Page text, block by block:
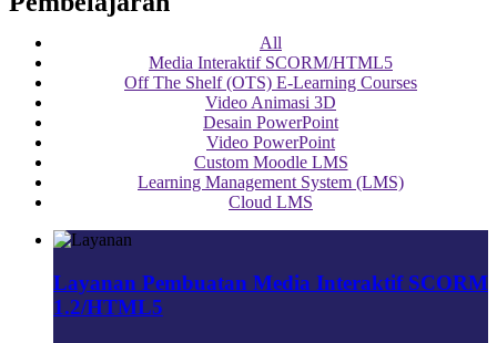
All
Media Interaktif SCORM/HTML5
Off The Shelf (OTS) E-Learning Courses
Video Animasi 3D
Desain PowerPoint
Video PowerPoint
Custom Moodle LMS
Learning Management System (LMS)
Cloud LMS
Layanan Pembuatan Media Interaktif SCORM
1.2/HTML5